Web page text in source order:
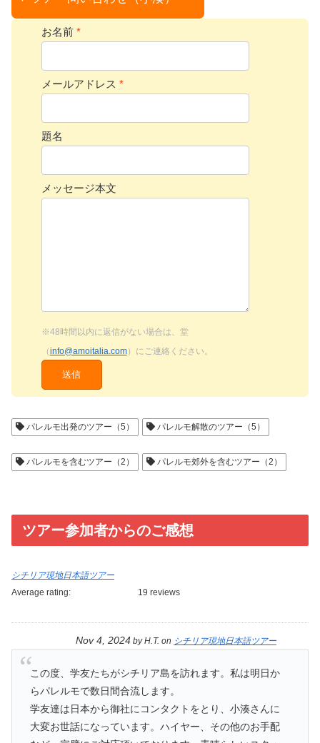
お名前 *
メールアドレス *
題名
メッセージ本文
※48時間以内に返信がない場合は、堂
（info@amoitalia.com）にご連絡ください。
パレルモ出発のツアー（5） パレルモ解散のツアー（5）
パレルモを含むツアー（2） パレルモ郊外を含むツアー（2）
ツアー参加者からのご感想
シチリア現地日本語ツアー
Average rating:
19 reviews
Nov 4, 2024 byH.T. on シチリア現地日本語ツアー
この度、学友たちがシチリア島を訪れます。私は明日か
らパレルモで数日間合流します。
学友達は日本から御社にコンタクトをとり、小湊さんに
大変お世話になっています。ハイヤー、その他のお手配